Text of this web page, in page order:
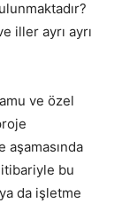
iller ayrı ayrı
ve özel
aşamasında
itibariyle bu
da işletme